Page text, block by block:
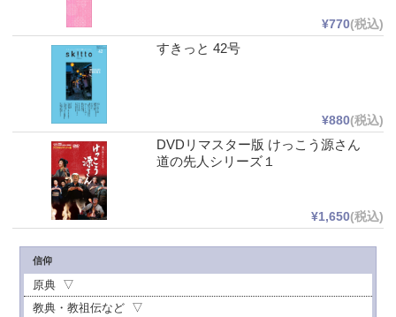
¥770(税込)
すきっと 42号
¥880(税込)
DVDリマスター版 けっこう源さん
道の先人シリーズ１
¥1,650(税込)
信仰
原典
教典・教祖伝など